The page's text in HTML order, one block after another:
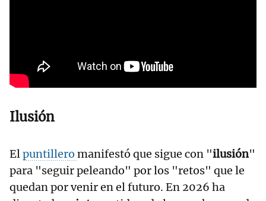
Ilusión
Elpuntillero manifestó que sigue con "ilusión"
para "seguir peleando" por los "retos" que le
quedan por venir en el futuro. En 2026 ha